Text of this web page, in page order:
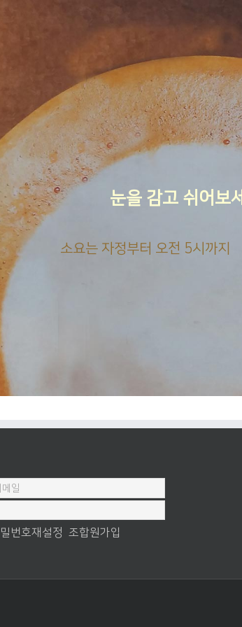
눈을 감고 쉬어보
소요는 자정부터 오전 5시까지
번호재설정 조합원가입